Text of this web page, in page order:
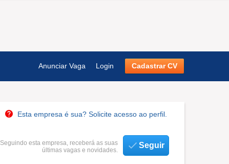
Anunciar Vaga Login Cadastrar CV
Esta empresa é sua? Solicite acesso ao perfil.
Seguindo esta empresa, receberá as suas
últimas vagas e novidades.
Seguir